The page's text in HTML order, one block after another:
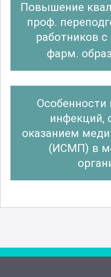
Лечебная
Медико-
Медико-
Повышение
проф.
работников
фарм.
Особенности
инфекций,
оказанием
(ИСМП) в